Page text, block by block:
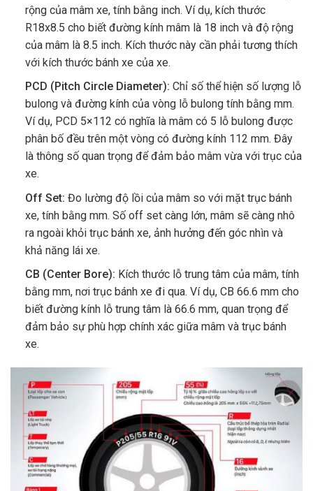
rộng của mâm xe, tính bằng inch. Ví dụ, kích thước
R18x8.5 cho biết đường kính mâm là 18 inch và độ rộng
của mâm là 8.5 inch. Kích thước này cần phải tương thích
với kích thước bánh xe của xe.
PCD (Pitch Circle Diameter): Chỉ số thể hiện số lượng lỗ
bulong và đường kính của vòng lỗ bulong tính bằng mm.
Ví dụ, PCD 5×112 có nghĩa là mâm có 5 lỗ bulong được
phân bố đều trên một vòng có đường kính 112 mm. Đây
là thông số quan trọng để đảm bảo mâm vừa với trục của
xe.
Off Set: Đo lường độ lồi của mâm so với mặt trục bánh
xe, tính bằng mm. Số off set càng lớn, mâm sẽ càng nhô
ra ngoài khỏi trục bánh xe, ảnh hưởng đến góc nhìn và
khả năng lái xe.
CB (Center Bore): Kích thước lỗ trung tâm của mâm, tính
bằng mm, nơi trục bánh xe đi qua. Ví dụ, CB 66.6 mm cho
biết đường kính lỗ trung tâm là 66.6 mm, quan trọng để
đảm bảo sự phù hợp chính xác giữa mâm và trục bánh
xe.